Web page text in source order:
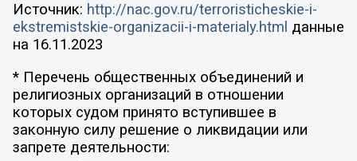
Источник: http://nac.gov.ru/terroristicheskie-i-
ekstremistskie-organizacii-i-materialy.html данные
на 16.11.2023
* Перечень общественных объединений и
религиозных организаций в отношении
которых судом принято вступившее в
законную силу решение о ликвидации или
запрете деятельности: